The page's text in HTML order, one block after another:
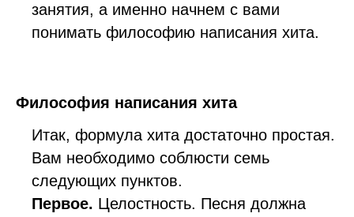
занятия, а именно начнем с вами
понимать философию написания хита.
Философия написания хита
Итак, формула хита достаточно простая.
Вам необходимо соблюсти семь
следующих пунктов.
Первое. Целостность. Песня должна